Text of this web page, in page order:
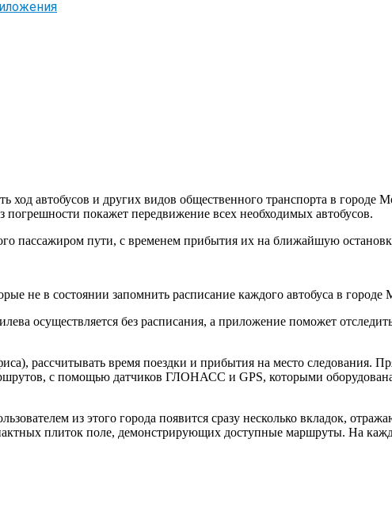
автобусов и других видов общественного транспорта в городе
покажет передвижение всех необходимых автобусов.
пассажиром пути, с временем прибытия их на ближайшую
не в состоянии запомнить расписание каждого автобуса в городе
осуществляется без расписания, а приложение поможет
рассчитывать время поездки и прибытия на место следования.
с помощью датчиков ГЛОНАСС и GPS, которыми
из этого города появится сразу несколько вкладок,
плиток поле, демонстрирующих доступные маршруты. На